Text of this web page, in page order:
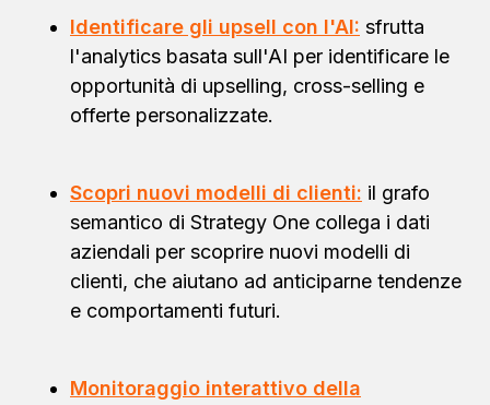
Identificare gli upsell con l'AI: sfrutta
l'analytics basata sull'AI per identificare le
opportunità di upselling, cross-selling e
offerte personalizzate.
Scopri nuovi modelli di clienti: il grafo
semantico di Strategy One collega i dati
aziendali per scoprire nuovi modelli di
clienti, che aiutano ad anticiparne tendenze
e comportamenti futuri.
Monitoraggio interattivo della